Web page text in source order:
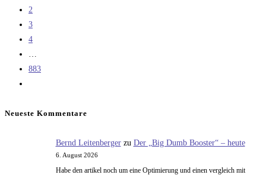
2
3
4
883
Seite
Neueste Kommentare
Bernd Leitenbergerzu Der „Big Dumb Booster“ – heute
6. August 2026
Habe den artikel noch um eine Optimierung und einen vergleich mit